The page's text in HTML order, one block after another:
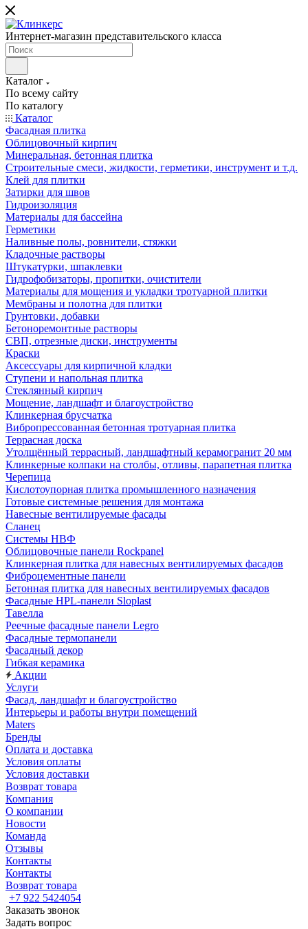
Интернет-магазин представительского класса
Каталог
По всему сайту
По каталогу
Каталог
Фасадная плитка
Облицовочный кирпич
Минеральная, бетонная плитка
Строительные смеси, жидкости, герметики, инструмент и т.д.
Клей для плитки
Затирки для швов
Гидроизоляция
Материалы для бассейна
Герметики
Наливные полы, ровнители, стяжки
Кладочные растворы
Штукатурки, шпаклевки
Гидрофобизаторы, пропитки, очистители
Материалы для мощения и укладки тротуарной плитки
Мембраны и полотна для плитки
Грунтовки, добавки
Бетоноремонтные растворы
СВП, отрезные диски, инструменты
Краски
Аксессуары для кирпичной кладки
Ступени и напольная плитка
Cтеклянный кирпич
Мощение, ландшафт и благоустройство
Клинкерная брусчатка
Вибропрессованная бетонная тротуарная плитка
Террасная доска
Утолщённый террасный, ландшафтный керамогранит 20 мм
Клинкерные колпаки на столбы, отливы, парапетная плитка
Черепица
Кислотоупорная плитка промышленного назначения
Готовые системные решения для монтажа
Навесные вентилируемые фасады
Сланец
Системы НВФ
Облицовочные панели Rockpanel
Клинкерная плитка для навесных вентилируемых фасадов
Фиброцементные панели
Бетонная плитка для навесных вентилируемых фасадов
Фасадные HPL-панели Sloplast
Тавелла
Реечные фасадные панели Legro
Фасадные термопанели
Фасадный декор
Гибкая керамика
Акции
Услуги
Фасад, ландшафт и благоустройство
Интерьеры и работы внутри помещений
Maters
Бренды
Оплата и доставка
Условия оплаты
Условия доставки
Возврат товара
Компания
О компании
Новости
Команда
Отзывы
Контакты
Контакты
Возврат товара
+7 922 5424054
Заказать звонок
Задать вопрос